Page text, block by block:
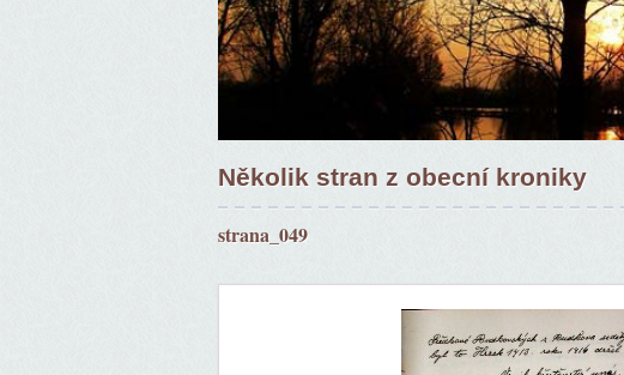
Několik stran z obecní kroniky
strana_049